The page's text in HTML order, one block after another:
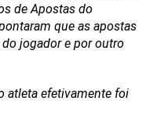
de Apostas do
que as apostas
jogador e por outro
atleta efetivamente foi